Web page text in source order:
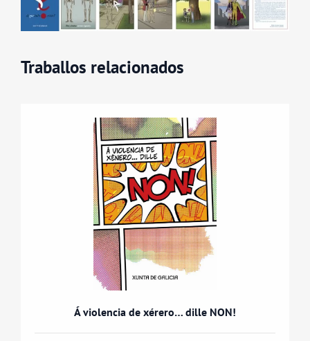
Traballos relacionados
Á violencia de xérero… dille NON!